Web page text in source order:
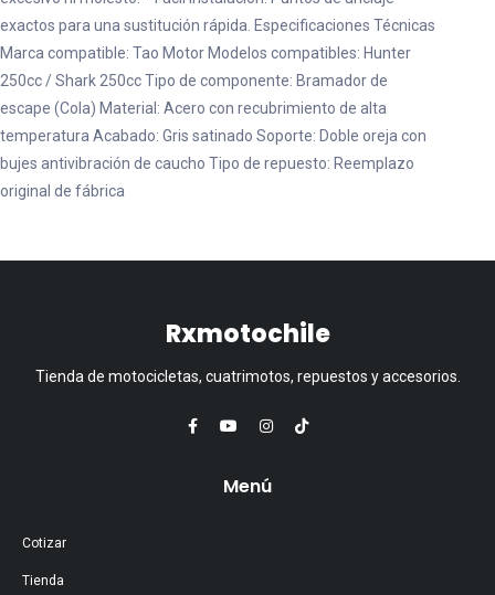
exactos para una sustitución rápida. Especificaciones Técnicas
Marca compatible: Tao Motor Modelos compatibles: Hunter
250cc / Shark 250cc Tipo de componente: Bramador de
escape (Cola) Material: Acero con recubrimiento de alta
temperatura Acabado: Gris satinado Soporte: Doble oreja con
bujes antivibración de caucho Tipo de repuesto: Reemplazo
original de fábrica
Rxmotochile
Tienda de motocicletas, cuatrimotos, repuestos y accesorios.
Menú
Cotizar
Tienda